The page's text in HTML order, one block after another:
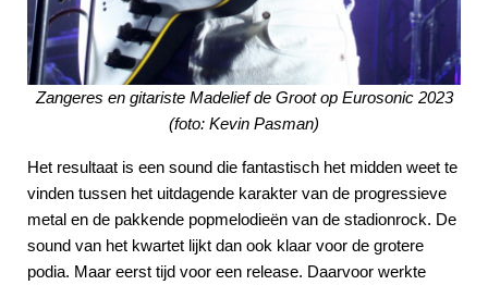
Zangeres en gitariste Madelief de Groot op Eurosonic 2023
(foto: Kevin Pasman)
Het resultaat is een sound die fantastisch het midden weet te
vinden tussen het uitdagende karakter van de progressieve
metal en de pakkende popmelodieën van de stadionrock. De
sound van het kwartet lijkt dan ook klaar voor de grotere
podia. Maar eerst tijd voor een release. Daarvoor werkte